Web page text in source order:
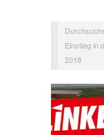
Einstieg in
2018